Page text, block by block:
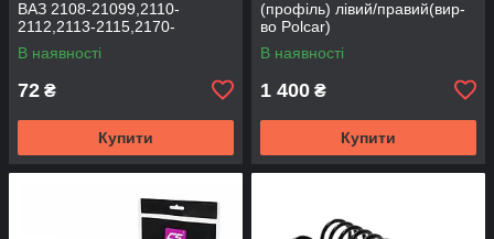
ВАЗ 2108-21099,2110-
2112,2113-2115,2170-
2172,2190, 1117-1119 (к-т
2шт) (вир-во BEG-LINE)
В наявності
72 ₴
Купити
(профіль) лівий/правий(вир-
во Polcar)
В наявності
1 400 ₴
Купити